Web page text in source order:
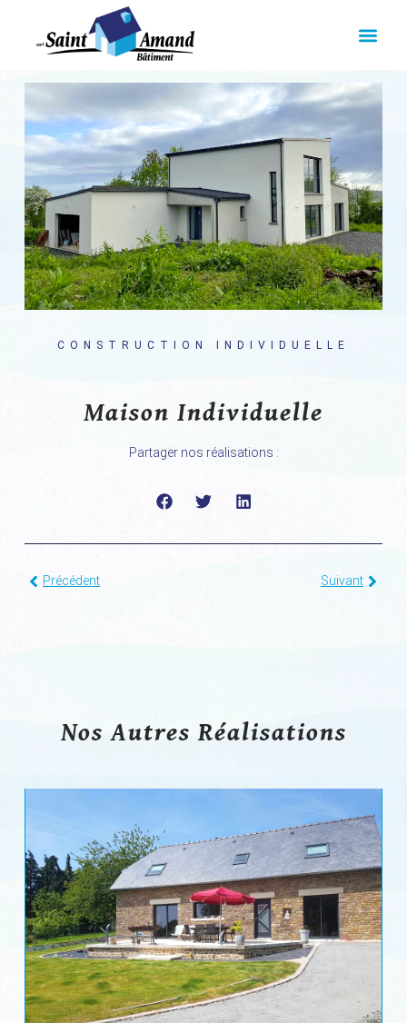
CONSTRUCTION INDIVIDUELLE
Maison Individuelle
Partager nos réalisations :
Précédent Suivant
Nos Autres Réalisations